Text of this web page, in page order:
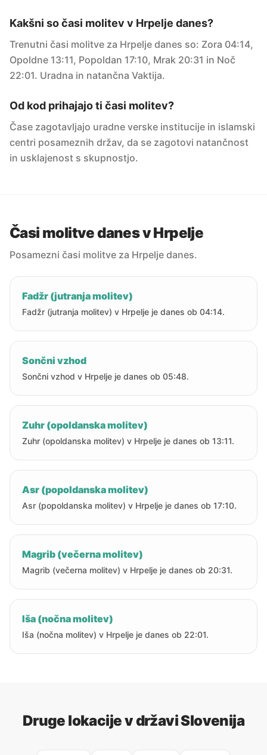
Kakšni so časi molitev v Hrpelje danes?
Trenutni časi molitve za Hrpelje danes so: Zora 04:14,
Opoldne 13:11, Popoldan 17:10, Mrak 20:31 in Noč
22:01. Uradna in natančna Vaktija.
Od kod prihajajo ti časi molitev?
Čase zagotavljajo uradne verske institucije in islamski
centri posameznih držav, da se zagotovi natančnost
in usklajenost s skupnostjo.
Časi molitve danes v Hrpelje
Posamezni časi molitve za Hrpelje danes.
Fadžr (jutranja molitev)
Fadžr (jutranja molitev) v Hrpelje je danes ob 04:14.
Sončni vzhod
Sončni vzhod v Hrpelje je danes ob 05:48.
Zuhr (opoldanska molitev)
Zuhr (opoldanska molitev) v Hrpelje je danes ob 13:11.
Asr (popoldanska molitev)
Asr (popoldanska molitev) v Hrpelje je danes ob 17:10.
Magrib (večerna molitev)
Magrib (večerna molitev) v Hrpelje je danes ob 20:31.
Iša (nočna molitev)
Iša (nočna molitev) v Hrpelje je danes ob 22:01.
Druge lokacije v državi Slovenija